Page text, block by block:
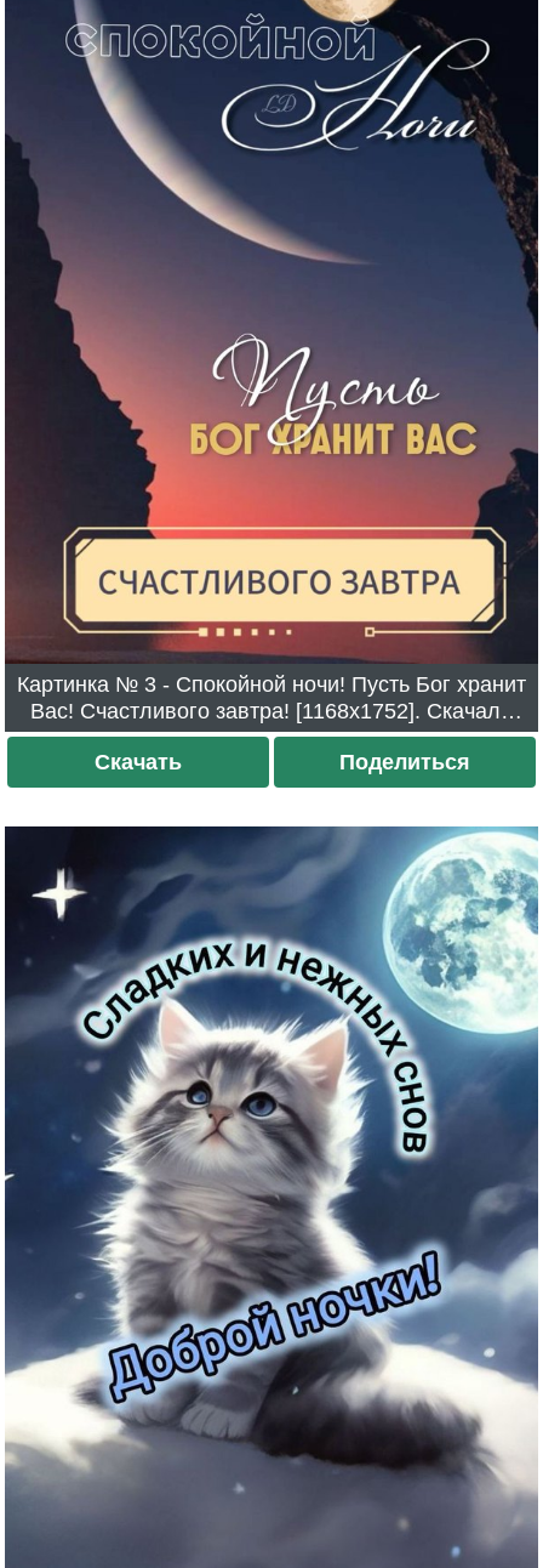
Картинка № 3 - Спокойной ночи! Пусть Бог хранит
Вас! Счастливого завтра! [1168x1752]. Скачали
957 раз.
Скачать
Поделиться